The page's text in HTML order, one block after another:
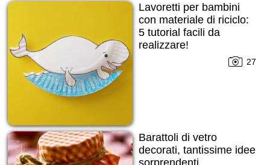
Lavoretti per bambini
con materiale di riciclo:
5 tutorial facili da
realizzare!
27
Barattoli di vetro
decorati, tantissime idee
sorprendenti